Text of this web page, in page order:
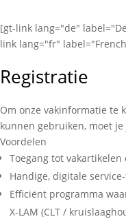
[gt-link lang="de"
link lang="fr"
Registratie
Om onze vakinformatie te
kunnen gebruiken, moet
Voordelen
Toegang tot
Handige, digitale
Efficiënt programma
X-LAM (CLT /